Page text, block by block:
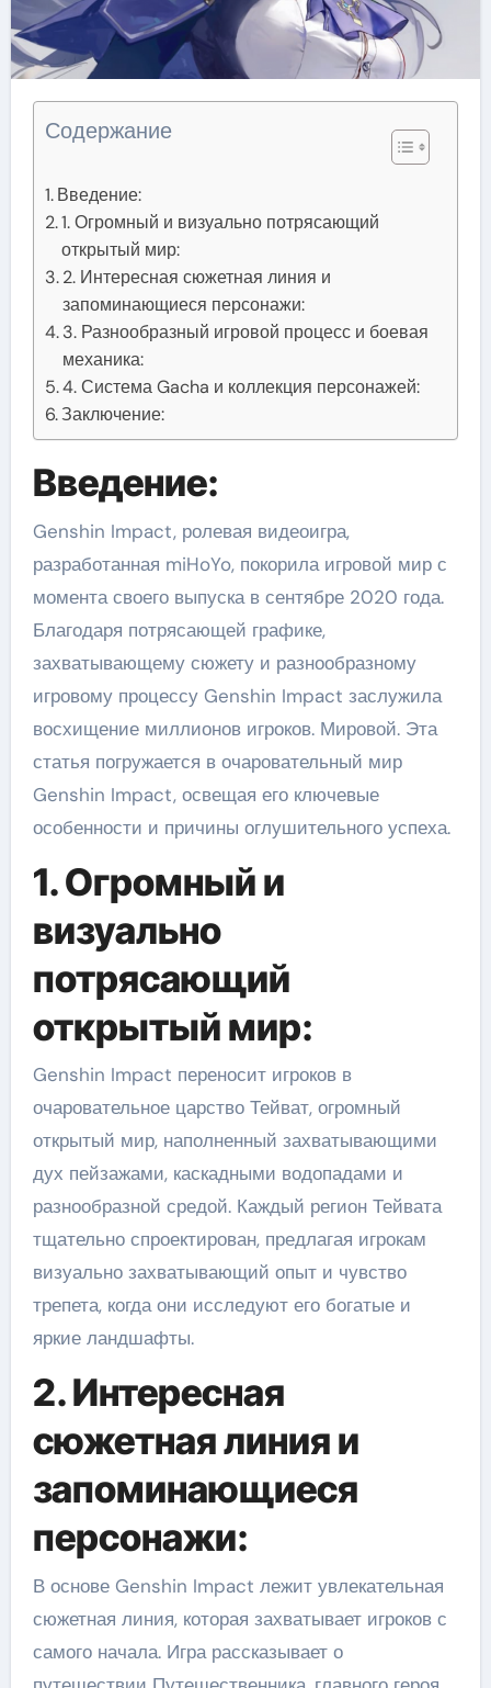
Содержание
Введение:
1. Огромный и визуально потрясающий
открытый мир:
2. Интересная сюжетная линия и
запоминающиеся персонажи:
3. Разнообразный игровой процесс и боевая
механика:
4. Система Gacha и коллекция персонажей:
Заключение:
Введение:
Genshin Impact, ролевая видеоигра,
разработанная miHoYo, покорила игровой мир с
момента своего выпуска в сентябре 2020 года.
Благодаря потрясающей графике,
захватывающему сюжету и разнообразному
игровому процессу Genshin Impact заслужила
восхищение миллионов игроков. Мировой. Эта
статья погружается в очаровательный мир
Genshin Impact, освещая его ключевые
особенности и причины оглушительного успеха.
1. Огромный и
визуально
потрясающий
открытый мир:
Genshin Impact переносит игроков в
очаровательное царство Тейват, огромный
открытый мир, наполненный захватывающими
дух пейзажами, каскадными водопадами и
разнообразной средой. Каждый регион Тейвата
тщательно спроектирован, предлагая игрокам
визуально захватывающий опыт и чувство
трепета, когда они исследуют его богатые и
яркие ландшафты.
2. Интересная
сюжетная линия и
запоминающиеся
персонажи:
В основе Genshin Impact лежит увлекательная
сюжетная линия, которая захватывает игроков с
самого начала. Игра рассказывает о